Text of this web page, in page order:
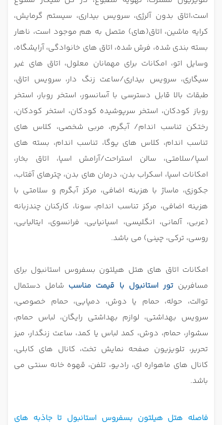
است،اتاق بدون آلرژی، سرویس بیداری، سیستم گرمایش،
کرایه ماشین، اتاق(های) متصل به هم موجود است، ناهار
بسته بندی شده، فرش شده، اتاق های خانوادگی، آرایشگاه،
وسایل اتو، امکانات برای مهمانان معلول، اتاق های غیر
سیگاری، سرویس بیداری/ساعت زنگ دار، سرویس اتاق،
طبقات بالا قابل دسترسی با آسانسور، استخر روبار، استخر
روباز کودکان، استخر سرپوشیده کودکان، استخر کودکان،
رختکن تناسب اندام/ آبگرم، مربی شخصی، کلاس های
تناسب اندام، کلاس های یوگا، تناسب اندام، بسته های
اسپا/سلامتی، سالن استراحت/آرامش اسپا، اتاق بخار،
امکانات اسپا، اسکراب بدن، درمان های بدن، چترهای آفتاب،
جکوزی، ماساژ با هزینه اضافی، مرکز آبگرم و سلامتی با
هزینه اضافی، مرکز تناسب اندام، سونا، کارکنان چندزبانه
(عربی، آلمانی، انگلیسی، اسپانیایی، فرانسوی، ایتالیایی،
روسی، ترکی، چینی) می باشد.
امکانات اتاق های هتل هیلتون بسفروس استانبول برای
مسافرینتور استانبول با قیمت مناسب شامل دستمال
توالت، حوله، حمام یا دوش، دمپایی، حمام خصوصی،
سرویس بهداشتی، لوازم بهداشتی رایگان، لباس حمام،
سشوار، حمام، دوش، کمد لباس یا کمد، ساعت زنگدار، میز
تحریر، تلویزیون صفحه نمایش تخت، کانال های کابلی،
کانال های ماهواره ای، رادیو، تلفن، قهوه خانه سنتی می
باشد.
فاصله هتل هیلتون بسفروس استانبول تا جاذبه های